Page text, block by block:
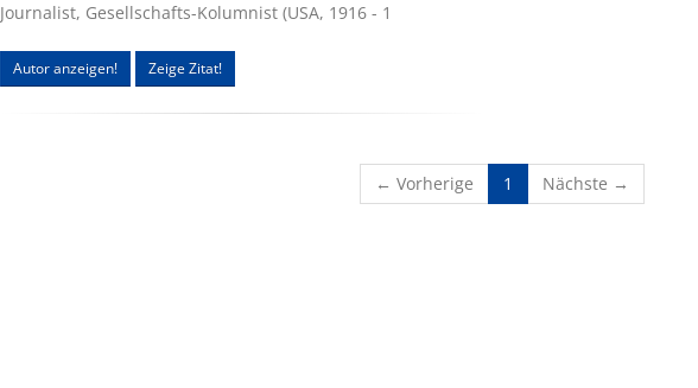
Journalist, Gesellschafts-Kolumnist (USA, 1916 - 1
Autor anzeigen! Zeige Zitat!
← Vorherige 1 (current)
Nächste →